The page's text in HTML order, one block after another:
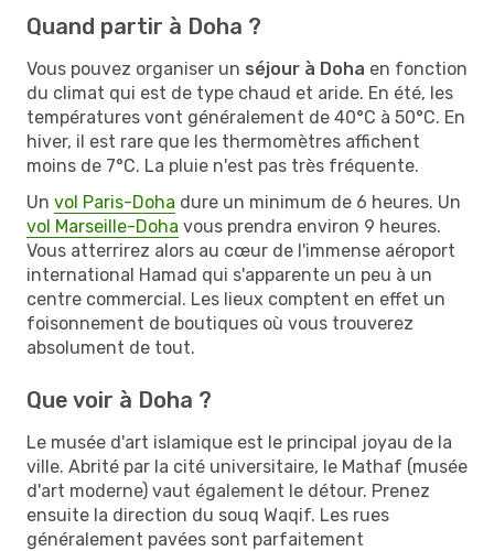
Quand partir à Doha ?
Vous pouvez organiser un séjour à Doha en fonction
du climat qui est de type chaud et aride. En été, les
températures vont généralement de 40°C à 50°C. En
hiver, il est rare que les thermomètres affichent
moins de 7°C. La pluie n'est pas très fréquente.
Un vol Paris-Doha dure un minimum de 6 heures. Un
vol Marseille-Doha vous prendra environ 9 heures.
Vous atterrirez alors au cœur de l'immense aéroport
international Hamad qui s'apparente un peu à un
centre commercial. Les lieux comptent en effet un
foisonnement de boutiques où vous trouverez
absolument de tout.
Que voir à Doha ?
Le musée d'art islamique est le principal joyau de la
ville. Abrité par la cité universitaire, le Mathaf (musée
d'art moderne) vaut également le détour. Prenez
ensuite la direction du souq Waqif. Les rues
généralement pavées sont parfaitement